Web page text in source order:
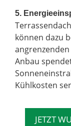
5.
können dazu
Anbau
Kühlkosten
JETZT